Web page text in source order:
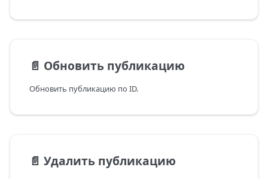
📄️ Обновить публикацию
Обновить публикацию по ID.
📄️ Удалить публикацию